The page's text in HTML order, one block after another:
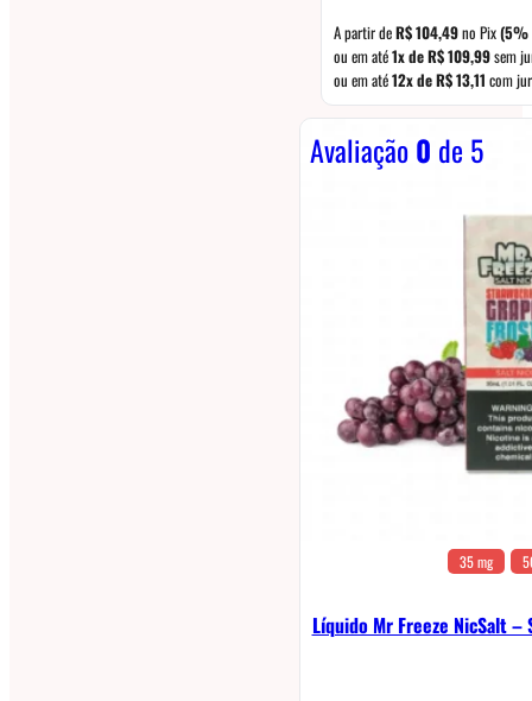
A partir deR$104,49no Pix(5%
ou em até1x deR$109,99sem
ou em até12x deR$13,11 com
Avaliação0 de 5
35 mg
Líquido Mr Freeze NicSalt